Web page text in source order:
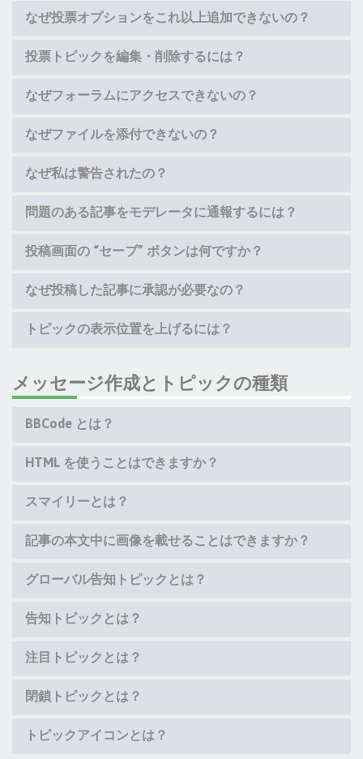
なぜ投票オプションをこれ以上追加できないの？
投票トピックを編集・削除するには？
なぜフォーラムにアクセスできないの？
なぜファイルを添付できないの？
なぜ私は警告されたの？
問題のある記事をモデレータに通報するには？
投稿画面の “セーブ” ボタンは何ですか？
なぜ投稿した記事に承認が必要なの？
トピックの表示位置を上げるには？
メッセージ作成とトピックの種類
BBCode とは？
HTML を使うことはできますか？
スマイリーとは？
記事の本文中に画像を載せることはできますか？
グローバル告知トピックとは？
告知トピックとは？
注目トピックとは？
閉鎖トピックとは？
トピックアイコンとは？